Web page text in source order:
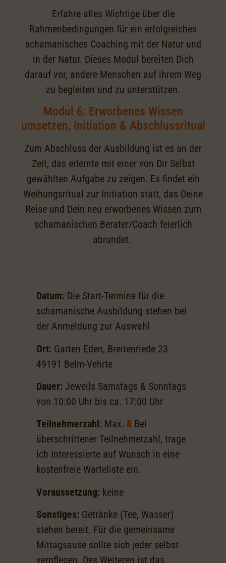
Erfahre alles Wichtige über die
Rahmenbedingungen für ein erfolgreiches
schamanisches Coaching mit der Natur und
in der Natur. Dieses Modul bereiten Dich
darauf vor, andere Menschen auf ihrem Weg
zu begleiten und zu unterstützen.
Modul 6: Erworbenes Wissen
umsetzen, Initiation & Abschlussritual
Zum Abschluss der Ausbildung ist es an der
Zeit, das erlernte mit einer von Dir Selbst
gewählten Aufgabe zu zeigen. Es findet ein
Weihungsritual zur Initiation statt, das Deine
Reise und Dein neu erworbenes Wissen zum
schamanischen Berater/Coach feierlich
abrundet.
Datum: Die Start-Termine für die
schamanische Ausbildung stehen bei
der Anmeldung zur Auswahl
Ort: Garten Eden, Breitenriede 23
49191 Belm-Vehrte
Dauer: Jeweils Samstags & Sonntags
von 10:00 Uhr bis ca. 17:00 Uhr
Teilnehmerzahl: Max. 8 Bei
überschrittener Teilnehmerzahl, trage
ich Interessierte auf Wunsch in eine
kostenfreie Warteliste ein.
Voraussetzung: keine
Sonstiges: Getränke (Tee, Wasser)
stehen bereit. Für die gemeinsame
Mittagsause sollte sich jeder selbst
verpflegen. Des Weiteren ist das